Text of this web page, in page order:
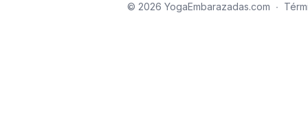
© 2026 YogaEmbarazadas.com ∙